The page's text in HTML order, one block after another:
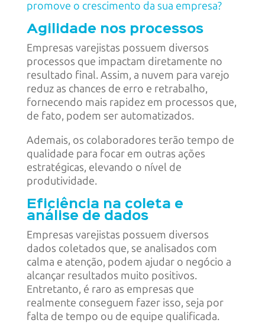
promove o crescimento da sua empresa?
Agilidade nos processos
Empresas varejistas possuem diversos
processos que impactam diretamente no
resultado final. Assim, a nuvem para varejo
reduz as chances de erro e retrabalho,
fornecendo mais rapidez em processos que,
de fato, podem ser automatizados.
Ademais, os colaboradores terão tempo de
qualidade para focar em outras ações
estratégicas, elevando o nível de
produtividade.
Eficiência na coleta e
análise de dados
Empresas varejistas possuem diversos
dados coletados que, se analisados com
calma e atenção, podem ajudar o negócio a
alcançar resultados muito positivos.
Entretanto, é raro as empresas que
realmente conseguem fazer isso, seja por
falta de tempo ou de equipe qualificada.